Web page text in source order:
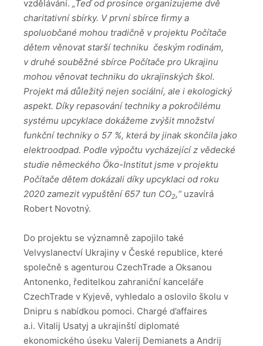
vzdělávání. „Teď od prosince organizujeme dvě
charitativní sbírky. V první sbírce firmy a
spoluobčané mohou tradičně v projektu Počítače
dětem věnovat starší techniku českým rodinám,
v druhé souběžné sbírce Počítače pro Ukrajinu
mohou věnovat techniku do ukrajinských škol.
Projekt má důležitý nejen sociální, ale i ekologický
aspekt. Díky repasování techniky a pokročilému
systému upcyklace dokážeme zvýšit množství
funkční techniky o 57 %, která by jinak skončila jako
elektroodpad. Podle výpočtu vycházející z vědecké
studie německého Öko-Institut jsme v projektu
Počítače dětem dokázali díky upcyklaci od roku
2020 zamezit vypuštění 657 tun CO2,“uzavírá
Robert Novotný.
Do projektu se významně zapojilo také
Velvyslanectví Ukrajiny v České republice, které
společně s agenturou CzechTrade a Oksanou
Antonenko, ředitelkou zahraniční kanceláře
CzechTrade v Kyjevě, vyhledalo a oslovilo školu v
Dnipru s nabídkou pomoci. Chargé d’affaires
a.i. Vitalij Usatyj a ukrajinští diplomaté
ekonomického úseku Valerij Demianets a Andrij